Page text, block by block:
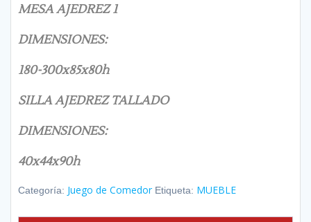
MESA AJEDREZ 1
DIMENSIONES:
180-300x85x80h
SILLA AJEDREZ TALLADO
DIMENSIONES:
40x44x90h
Categoría: Juego de Comedor Etiqueta: MUEBLE